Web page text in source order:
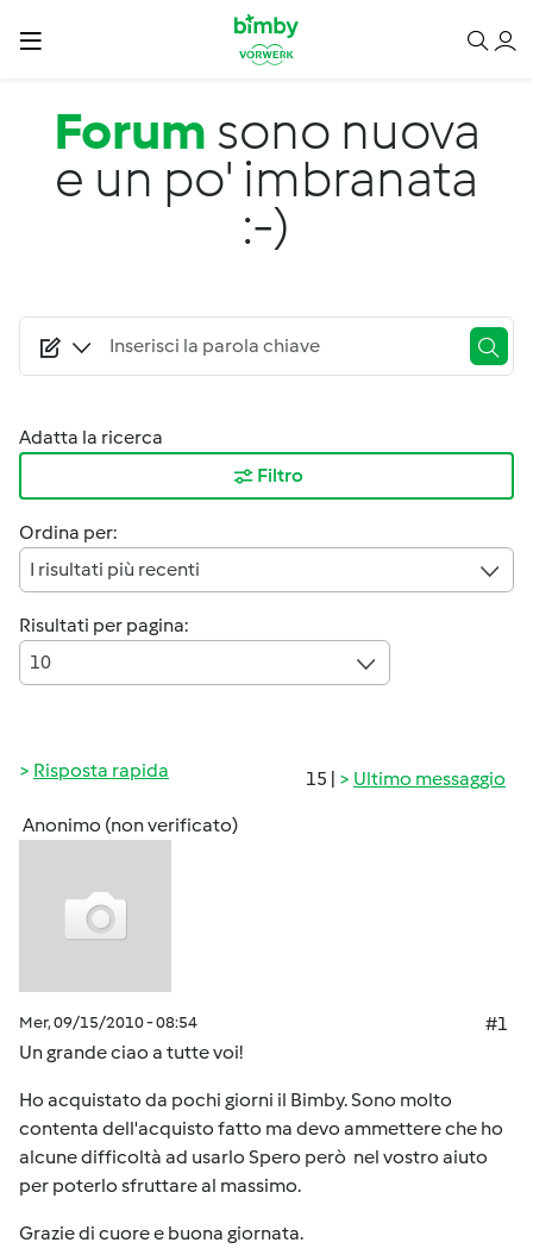
Salta al contenuto principale
Forum sono nuova
e un po' imbranata
:-)
Adatta la ricerca
Filtro
Ordina per:
I risultati più recenti
Risultati per pagina:
10
15 | Ultimo messaggio
Risposta rapida
Anonimo (non verificato)
Mer, 09/15/2010 - 08:54
#1
Un grande ciao a tutte voi!
Ho acquistato da pochi giorni il Bimby. Sono molto
contenta dell'acquisto fatto ma devo ammettere che ho
alcune difficoltà ad usarlo Spero però nel vostro aiuto
per poterlo sfruttare al massimo.
Grazie di cuore e buona giornata.